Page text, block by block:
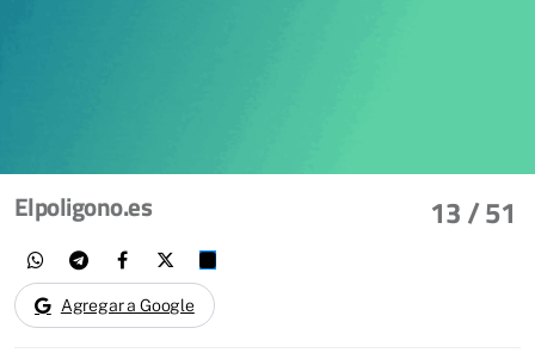
13/ 51
Elpoligono.es
Agregar a Google